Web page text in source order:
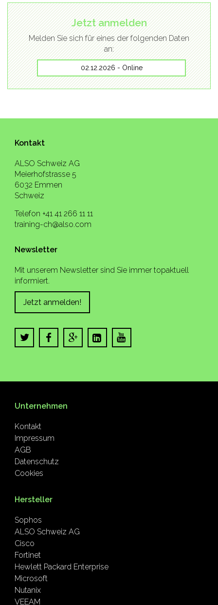
Jetzt anmelden
Melden Sie sich für eines der folgenden Daten
an:
02.12.2026 - Online
Kontakt
ALSO Schweiz AG
Meierhofstrasse 5
6032 Emmen
Schweiz
Telefon +41 41 266 11 11
training-ch@also.com
Newsletter
Mit unserem Newsletter sind Sie immer topaktuell
informiert.
Jetzt anmelden!
Unternehmen
Kontakt
Impressum
AGB
Datenschutz
Cookies
Hersteller
Sophos
ALSO Schweiz AG
Cisco
Fortinet
Hewlett Packard Enterprise
Microsoft
Nutanix
VEEAM